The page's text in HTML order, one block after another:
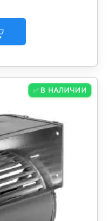
✅ В НАЛИЧИИ